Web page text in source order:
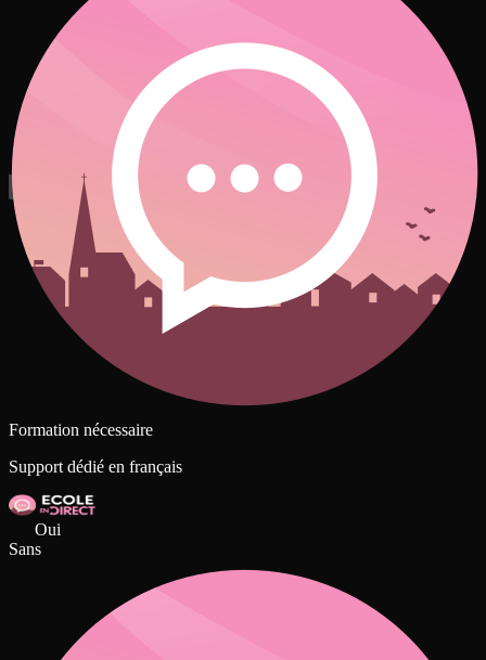
Formation nécessaire
Support dédié en français
Oui
Sans